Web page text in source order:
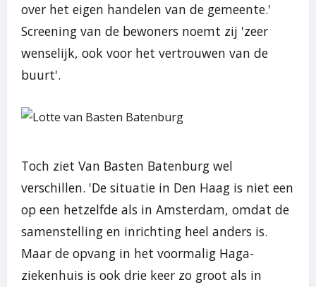
over het eigen handelen van de gemeente.'
Screening van de bewoners noemt zij 'zeer
wenselijk, ook voor het vertrouwen van de
buurt'.
Toch ziet Van Basten Batenburg wel
verschillen. 'De situatie in Den Haag is niet een
op een hetzelfde als in Amsterdam, omdat de
samenstelling en inrichting heel anders is.
Maar de opvang in het voormalig Haga-
ziekenhuis is ook drie keer zo groot als in